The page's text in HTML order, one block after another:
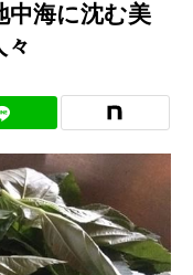
中海に沈む美